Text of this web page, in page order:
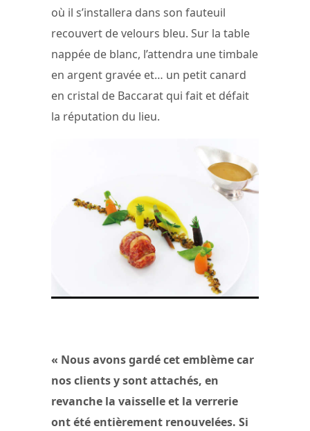
où il s’installera dans son fauteuil
recouvert de velours bleu. Sur la table
nappée de blanc, l’attendra une timbale
en argent gravée et… un petit canard
en cristal de Baccarat qui fait et défait
la réputation du lieu.
« Nous avons gardé cet emblème car
nos clients y sont attachés, en
revanche la vaisselle et la verrerie
ont été entièrement renouvelées. Si